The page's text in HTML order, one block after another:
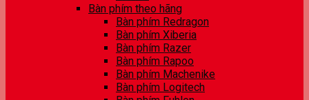
Bàn phím theo hãng
Bàn phím Redragon
Bàn phím Xiberia
Bàn phím Razer
Bàn phím Rapoo
Bàn phím Machenike
Bàn phím Logitech